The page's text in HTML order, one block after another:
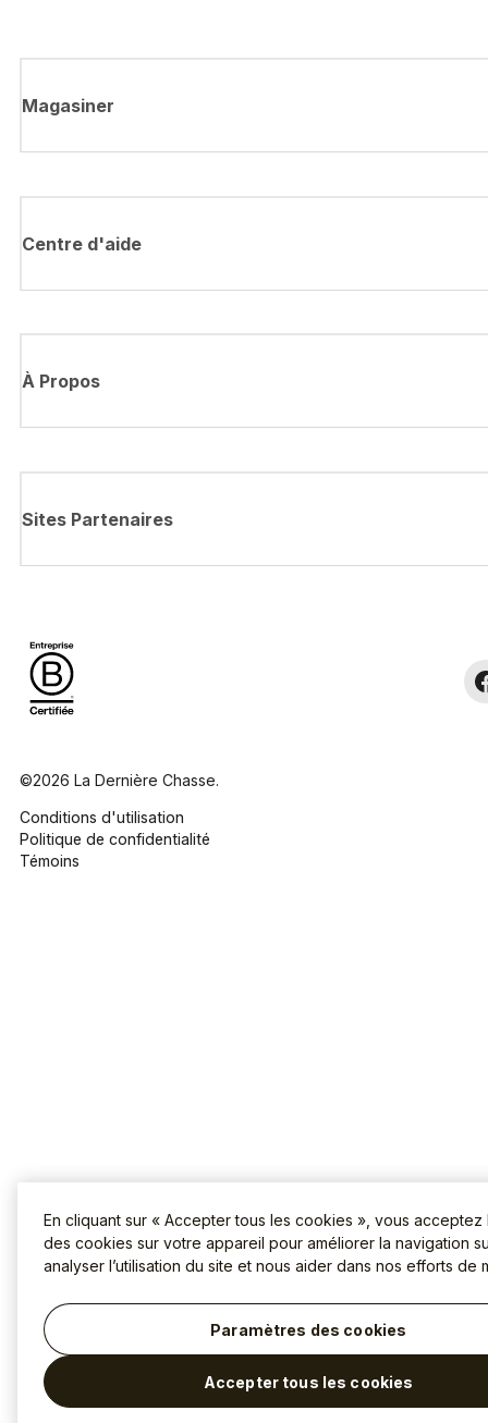
Magasiner
Centre d'aide
À Propos
Sites Partenaires
©2026 La Dernière Chasse.
Conditions d'utilisation
Politique de confidentialité
Témoins
En cliquant sur « Accepter tous les cookies », vous
des cookies sur votre appareil pour améliorer la navigation
analyser l’utilisation du site et nous aider dans nos efforts de
Paramètres des cookies
Accepter tous les cookies